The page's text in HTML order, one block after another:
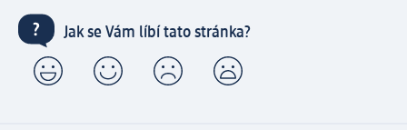
Jak se Vám líbí tato stránka?